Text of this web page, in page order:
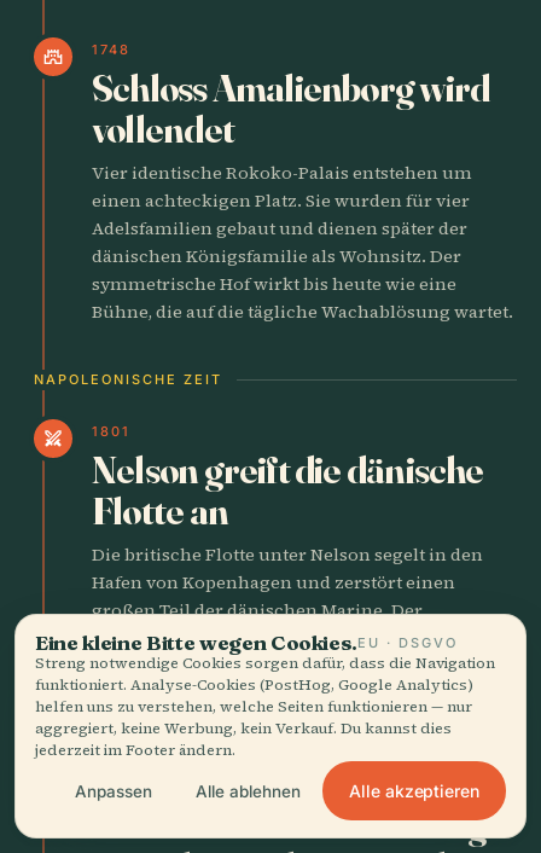
castle 1748
Schloss Amalienborg wird
vollendet
Vier identische Rokoko-Palais entstehen um
einen achteckigen Platz. Sie wurden für vier
Adelsfamilien gebaut und dienen später der
dänischen Königsfamilie als Wohnsitz. Der
symmetrische Hof wirkt bis heute wie eine
Bühne, die auf die tägliche Wachablösung wartet.
NAPOLEONISCHE ZEIT
swords 1801
Nelson greift die dänische
Flotte an
Die britische Flotte unter Nelson segelt in den
Hafen von Kopenhagen und zerstört einen
großen Teil der dänischen Marine. Der
Kanonendonner lässt in der ganzen Stadt
Fensterscheiben erzittern. Nelson hält
bekanntlich das Fernrohr an sein blindes Auge
und ignoriert das Signal zum Rückzug.
1807
Britische Bombardierung
Eine kleine Bitte wegen Cookies.EU · DSGVO
Streng notwendige Cookies sorgen dafür, dass die Navigation
funktioniert. Analyse-Cookies (PostHog, Google Analytics)
helfen uns zu verstehen, welche Seiten funktionieren — nur
aggregiert, keine Werbung, kein Verkauf. Du kannst dies
jederzeit im Footer ändern.
Anpassen Alle ablehnen Alle akzeptieren